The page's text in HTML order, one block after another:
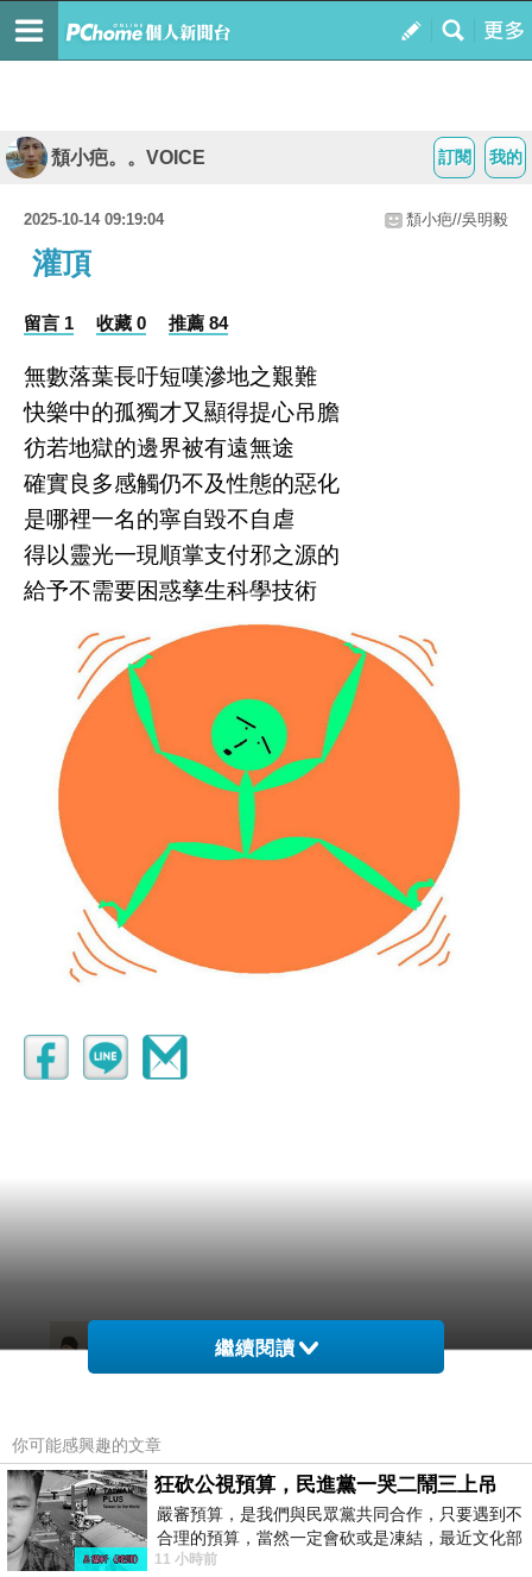
我的
訂閱
頹小疤。。VOICE
2025-10-14 09:19:04 頹小疤//吳明毅
灌頂
留言 1 收藏 0 推薦 84
無數落葉長吁短嘆滲地之艱難
快樂中的孤獨才又顯得提心吊膽
彷若地獄的邊界被有遠無途
確實良多感觸仍不及性態的惡化
是哪裡一名的寧自毀不自虐
得以靈光一現順掌支付邪之源的
給予不需要困惑孳生科學技術
2025-10-15 00:17:13
或許孤獨的自覺與理性的無力
正映照著人性在欲望與技術之間的擺盪
也可能靈光之所以短暫
是因為清醒太重
但也唯有那一瞬的照亮
讓我們確定自己還沒完全沉下去
繼續閱讀
你可能感興趣的文章
狂砍公視預算，民進黨一哭二鬧三上吊
嚴審預算，是我們與民眾黨共同合作，只要遇到不
合理的預算，當然一定會砍或是凍結，最近文化部
要編列公視和Taiwan plus預算，在110年
11 小時前